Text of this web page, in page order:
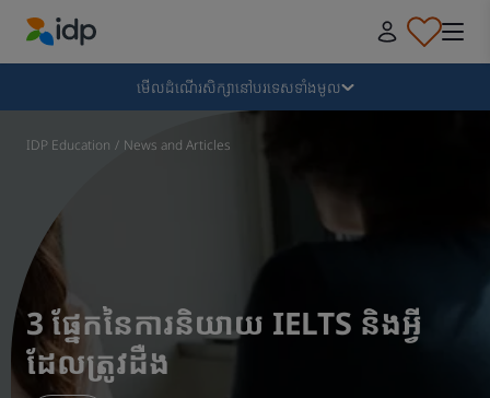
IDP Education
មើលដំណើរសិក្សានៅបរទេសទាំងមូល
ហេតុអ្វីទៅសិក្សានៅបរទេស?
ទីកន្លែងនិងមុខវិជ្ជាដែលត្រូវសិក្សា?
តើខ្ញុំត្រូវដាក់ពាក្យដោយរបៀបណា?
បន្ទាប់ពីទទួលបានការផ្តល់ជូន
ដួលរលំ
IDP Education / News and Articles
3 ផ្នែកនៃការនិយាយ IELTS និងអ្វី
ដែលត្រូវដឺង